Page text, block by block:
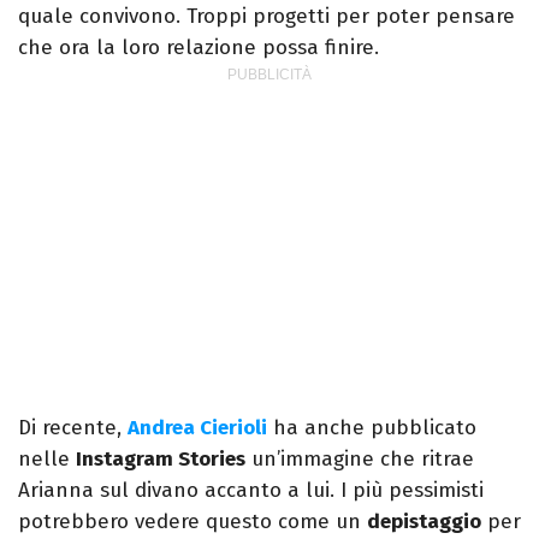
quale convivono. Troppi progetti per poter pensare
che ora la loro relazione possa finire.
Di recente, Andrea Cierioli ha anche pubblicato
nelle Instagram Stories un’immagine che ritrae
Arianna sul divano accanto a lui. I più pessimisti
potrebbero vedere questo come un depistaggio per